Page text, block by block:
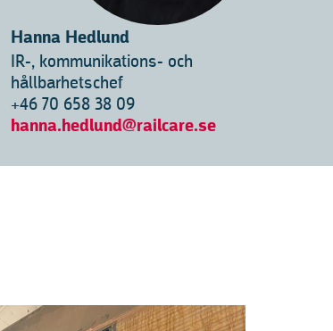
Hanna Hedlund
IR-, kommunikations- och
hållbarhetschef
+46 70 658 38 09
hanna.hedlund@railcare.se